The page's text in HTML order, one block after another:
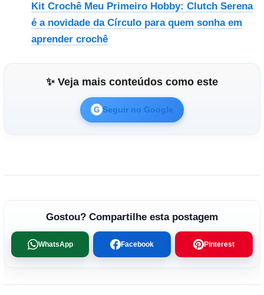
Kit Crochê Meu Primeiro Hobby: Clutch Serena
é a novidade da Círculo para quem sonha em
aprender crochê
✨ Veja mais conteúdos como este
G Seguir no Google
Gostou? Compartilhe esta postagem
WhatsApp Facebook Pinterest